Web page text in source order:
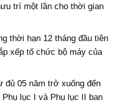
trí một lần cho thời gian
thời hạn 12 tháng đầu tiên
xếp tố chức bộ máy của
05 năm trở xuống đến
lục I và Phụ lục II ban